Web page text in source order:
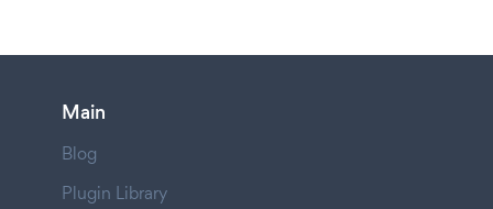
Main
Blog
Plugin Library